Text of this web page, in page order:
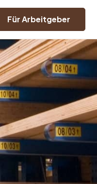
Für Arbeitgeber